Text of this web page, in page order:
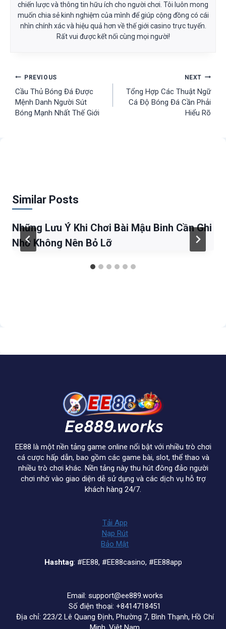
chiến lược và thông tin hữu ích cho người chơi. Tôi luôn mong
muốn chia sẻ kinh nghiệm của mình để giúp cộng đồng có cái
nhìn chính xác và hiệu quả hơn về thế giới casino trực tuyến.
Rất vui được kết nối cùng mọi người!
Post
navigation
PREVIOUS
Cầu Thủ Bóng Đá Được
Mệnh Danh Người Sút
Bóng Mạnh Nhất Thế Giới
NEXT
Tổng Hợp Các Thuật Ngữ
Cá Độ Bóng Đá Cần Phải
Hiểu Rõ
Similar Posts
Những Lưu Ý Khi Chơi Bài Mậu Binh Cần Ghi
Nhớ Không Nên Bỏ Lỡ
EE88 là một nền tảng game online nổi bật với nhiều trò chơi
cá cược hấp dẫn, bao gồm các game bài, slot, thể thao và
nhiều trò chơi khác. Nền tảng này thu hút đông đảo người
chơi nhờ vào giao diện dễ sử dụng và các dịch vụ hỗ trợ
khách hàng 24/7.
Tải App
Nạp Rút
Bảo Mật
Hashtag: #EE88, #EE88casino, #EE88app
Email: support@ee889.works
Số điện thoại: +8414718451
Địa chỉ: 223/2 Lê Quang Định, Phường 7, Bình Thạnh, Hồ Chí